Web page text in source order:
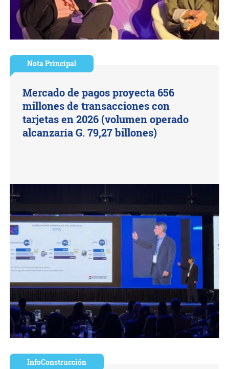
Nota Principal
Mercado de pagos proyecta 656
millones de transacciones con
tarjetas en 2026 (volumen operado
alcanzaría G. 79,27 billones)
InfoConstrucción